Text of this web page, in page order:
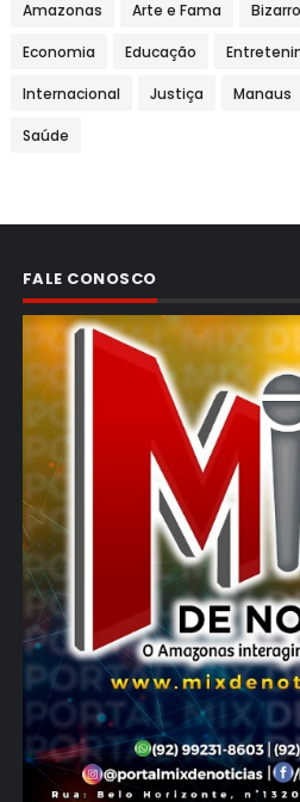
Amazonas Arte e Fama Bizarro
Economia Educação
Internacional Justiça Manaus
Saúde
FALE CONOSCO